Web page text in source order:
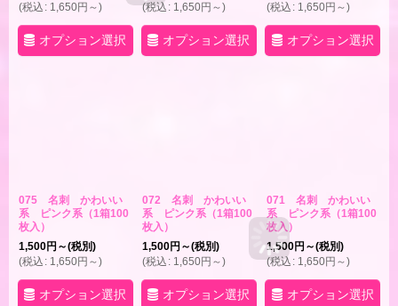
(税込 : 1,650円 ～)
オプション選択
(税込 : 1,650円 ～)
オプション選択
(税込 : 1,650円 ～)
オプション選択
075 名刺 かわいい
系 ピンク系（1箱100
枚入）
1,500円 ～(税別)
(税込 : 1,650円 ～)
オプション選択
072 名刺 かわいい
系 ピンク系（1箱100
枚入）
1,500円 ～(税別)
(税込 : 1,650円 ～)
オプション選択
071 名刺 かわいい
系 ピンク系（1箱100
枚入）
1,500円 ～(税別)
(税込 : 1,650円 ～)
オプション選択